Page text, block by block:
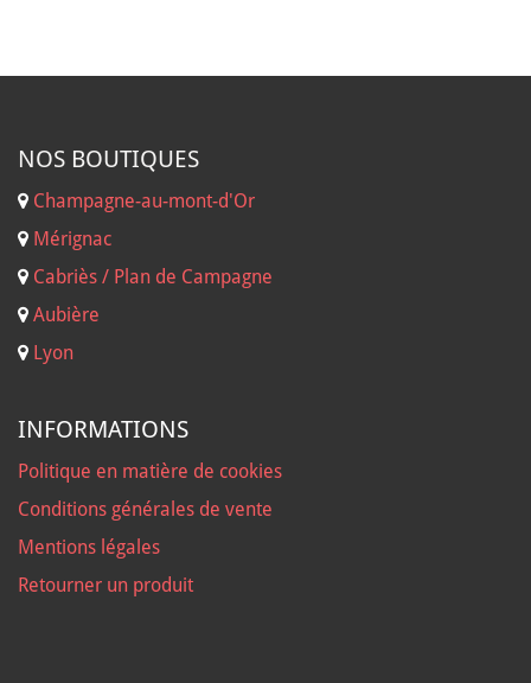
NOS BOUTIQUES
Champagne-au-mont-d'Or
Mérignac
Cabriès / Plan de Campagne
Aubière
Lyon
INFORMATIONS
Politique en matière de cookies
Conditions générales de vente
Mentions légales
Retourner un produit